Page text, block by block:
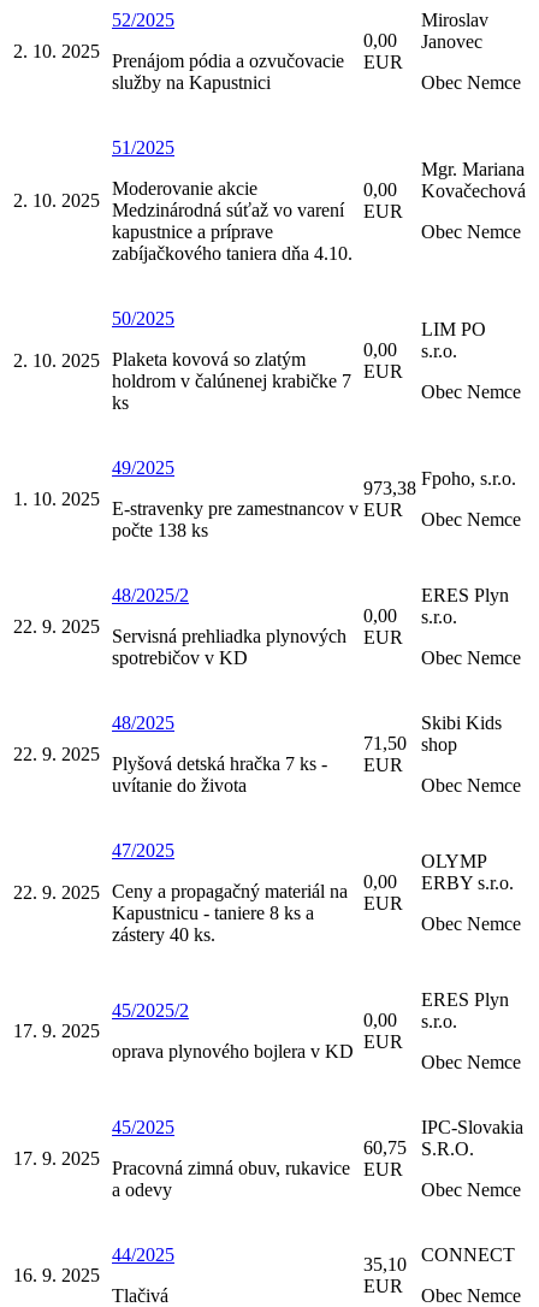
2. 10. 2025
52/2025
Prenájom pódia a ozvučovacie
služby na Kapustnici
0,00
EUR
Miroslav
Janovec
Obec Nemce
2. 10. 2025
51/2025
Moderovanie akcie
Medzinárodná súťaž vo varení
kapustnice a príprave
zabíjačkového taniera dňa 4.10.
0,00
EUR
Mgr. Mariana
Kovačechová
Obec Nemce
2. 10. 2025
50/2025
Plaketa kovová so zlatým
holdrom v čalúnenej krabičke 7
ks
0,00
EUR
LIM PO
s.r.o.
Obec Nemce
1. 10. 2025
49/2025
E-stravenky pre zamestnancov v
počte 138 ks
973,38
EUR
Fpoho, s.r.o.
Obec Nemce
22. 9. 2025
48/2025/2
Servisná prehliadka plynových
spotrebičov v KD
0,00
EUR
ERES Plyn
s.r.o.
Obec Nemce
22. 9. 2025
48/2025
Plyšová detská hračka 7 ks -
uvítanie do života
71,50
EUR
Skibi Kids
shop
Obec Nemce
22. 9. 2025
47/2025
Ceny a propagačný materiál na
Kapustnicu - taniere 8 ks a
zástery 40 ks.
0,00
EUR
OLYMP
ERBY s.r.o.
Obec Nemce
17. 9. 2025
45/2025/2
oprava plynového bojlera v KD
0,00
EUR
ERES Plyn
s.r.o.
Obec Nemce
17. 9. 2025
45/2025
Pracovná zimná obuv, rukavice
a odevy
60,75
EUR
IPC-Slovakia
S.R.O.
Obec Nemce
16. 9. 2025
44/2025
Tlačivá
35,10
EUR
CONNECT
Obec Nemce